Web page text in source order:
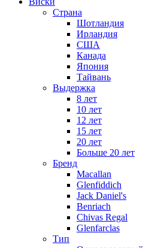
Страна
Шотландия
Ирландия
США
Канада
Япония
Тайвань
Выдержка
8 лет
10 лет
12 лет
15 лет
20 лет
Больше 20 лет
Бренд
Macallan
Glenfiddich
Jack Daniel's
Benriach
Chivas Regal
Glenfarclas
Тип